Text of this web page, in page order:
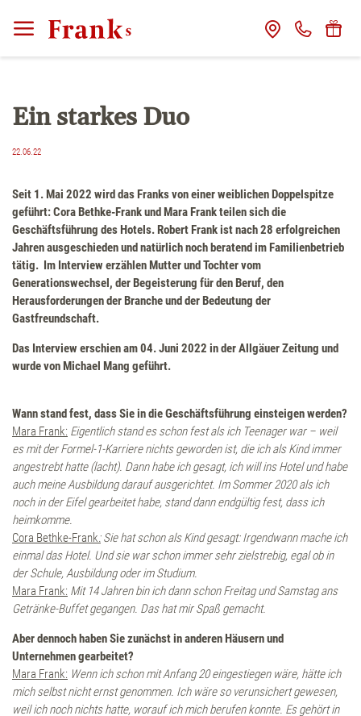
CLOSE
Gastgeber
Franks Freunde
Franks Stories
Zimmer
Zimmer & Suiten
Inklusivleistungen
Angebote
Erlebnisboxen
Retreats
Wellness
Anwendungen
DaySpa
Ein starkes Duo
22.06.22
Seit 1. Mai 2022 wird das Franks von einer weiblichen Doppelspitze
geführt: Cora Bethke-Frank und Mara Frank teilen sich die
Geschäftsführung des Hotels. Robert Frank ist nach 28 erfolgreichen
Jahren ausgeschieden und natürlich noch beratend im Familienbetrieb
tätig. Im Interview erzählen Mutter und Tochter vom
Generationswechsel, der Begeisterung für den Beruf, den
Herausforderungen der Branche und der Bedeutung der
Gastfreundschaft.
Das Interview erschien am 04. Juni 2022 in der Allgäuer Zeitung und
wurde von Michael Mang geführt.
Wann stand fest, dass Sie in die Geschäftsführung einsteigen werden?
Mara Frank: Eigentlich stand es schon fest als ich Teenager war – weil
es mit der Formel-1-Karriere nichts geworden ist, die ich als Kind immer
angestrebt hatte (lacht). Dann habe ich gesagt, ich will ins Hotel und habe
auch meine Ausbildung darauf ausgerichtet. Im Sommer 2020 als ich
noch in der Eifel gearbeitet habe, stand dann endgültig fest, dass ich
heimkomme.
Cora Bethke-Frank:Sie hat schon als Kind gesagt: Irgendwann mache ich
einmal das Hotel. Und sie war schon immer sehr zielstrebig, egal ob in
der Schule, Ausbildung oder im Studium.
Mara Frank: Mit 14 Jahren bin ich dann schon Freitag und Samstag ans
Getränke-Buffet gegangen. Das hat mir Spaß gemacht.
Aber dennoch haben Sie zunächst in anderen Häusern und
Unternehmen gearbeitet?
Mara Frank: Wenn ich schon mit Anfang 20 eingestiegen wäre, hätte ich
mich selbst nicht ernst genommen. Ich wäre so verunsichert gewesen,
weil ich noch nichts hatte, worauf ich mich berufen konnte. Es gehört in